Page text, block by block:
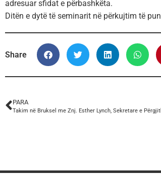
adresuar sfidat e përbashkëta.
Ditën e dytë të seminarit në përkujtim të
Share
PARA